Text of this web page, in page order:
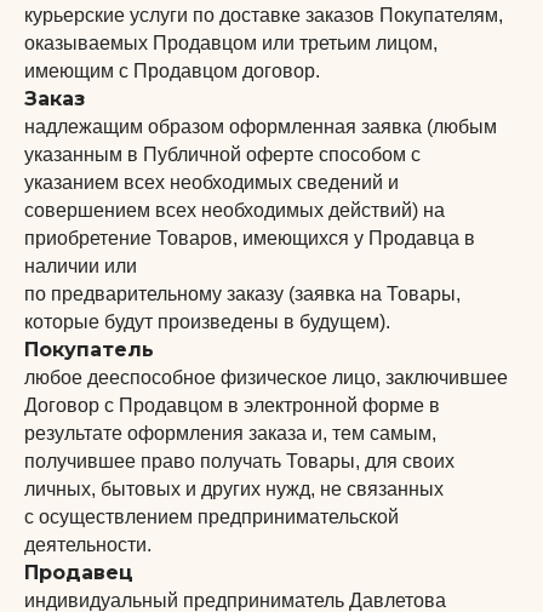
курьерские услуги по доставке заказов Покупателям,
оказываемых Продавцом или третьим лицом,
имеющим с Продавцом договор.
Заказ
надлежащим образом оформленная заявка (любым
указанным в Публичной оферте способом с
указанием всех необходимых сведений и
совершением всех необходимых действий) на
приобретение Товаров, имеющихся у Продавца в
наличии или
по предварительному заказу (заявка на Товары,
которые будут произведены в будущем).
Покупатель
любое дееспособное физическое лицо, заключившее
Договор с Продавцом в электронной форме в
результате оформления заказа и, тем самым,
получившее право получать Товары, для своих
личных, бытовых и других нужд, не связанных
с осуществлением предпринимательской
деятельности.
Продавец
индивидуальный предприниматель Давлетова